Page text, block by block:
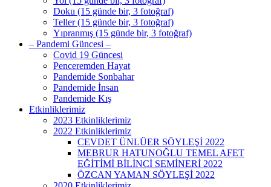
Doku (15 günde bir, 3 fotoğraf)
Teller (15 günde bir, 3 fotoğraf)
Yıpranmış (15 günde bir, 3 fotoğraf)
– Pandemi Güncesi –
Covid 19 Güncesi
Penceremden Hayat
Pandemide Sonbahar
Pandemide İnsan
Pandemide Kış
Etkinliklerimiz
2023 Etkinliklerimiz
2022 Etkinliklerimiz
CEVDET ÜNLÜER SÖYLEŞİ 2022
MEBRUR HATUNOĞLU TEMEL AFET
EĞİTİMİ BİLİNCİ SEMİNERİ 2022
ÖZCAN YAMAN SÖYLEŞİ 2022